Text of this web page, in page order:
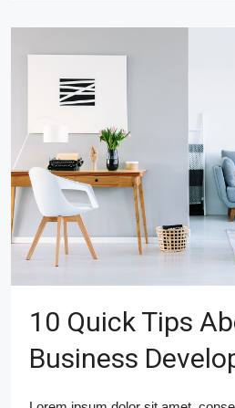
10 Quick Tips
Business